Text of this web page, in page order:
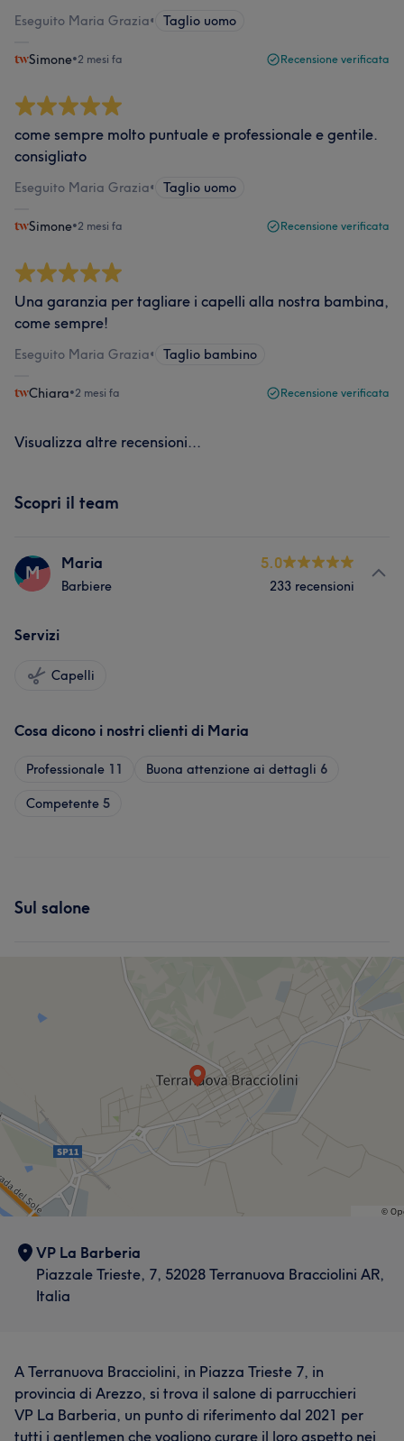
Eseguito Maria Grazia• Taglio uomo
Simone•2 mesi fa Recensione verificata
come sempre molto puntuale e professionale e gentile.
consigliato
Eseguito Maria Grazia• Taglio uomo
Simone•2 mesi fa Recensione verificata
Una garanzia per tagliare i capelli alla nostra bambina,
come sempre!
Eseguito Maria Grazia• Taglio bambino
Chiara•2 mesi fa Recensione verificata
Visualizza altre recensioni...
Scopri il team
M Maria
Barbiere
5.0
233 recensioni
Servizi
Capelli
Cosa dicono i nostri clienti di Maria
Professionale 11 Buona attenzione ai dettagli 6
Competente 5
Sul salone
VP La Barberia
Piazzale Trieste, 7, 52028 Terranuova Bracciolini AR,
Italia
A Terranuova Bracciolini, in Piazza Trieste 7, in
provincia di Arezzo, si trova il salone di parrucchieri
VP La Barberia, un punto di riferimento dal 2021 per
tutti i gentlemen che vogliono curare il loro aspetto nei